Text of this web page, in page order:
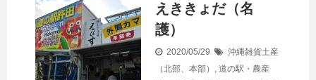
えききょだ（名
護）
2020/05/29
沖縄雑貨土産
（北部、本部） , 道の駅・農産